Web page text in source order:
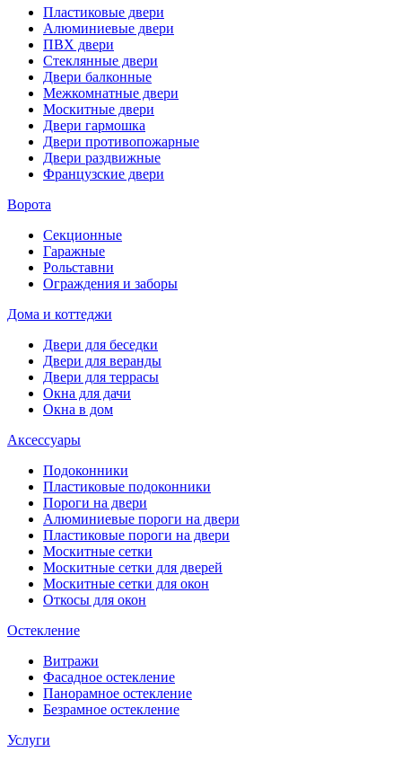
Пластиковые двери
Алюминиевые двери
ПВХ двери
Стеклянные двери
Двери балконные
Межкомнатные двери
Москитные двери
Двери гармошка
Двери противопожарные
Двери раздвижные
Французские двери
Ворота
Секционные
Гаражные
Рольставни
Ограждения и заборы
Дома и коттеджи
Двери для беседки
Двери для веранды
Двери для террасы
Окна для дачи
Окна в дом
Аксессуары
Подоконники
Пластиковые подоконники
Пороги на двери
Алюминиевые пороги на двери
Пластиковые пороги на двери
Москитные сетки
Москитные сетки для дверей
Москитные сетки для окон
Откосы для окон
Остекление
Витражи
Фасадное остекление
Панорамное остекление
Безрамное остекление
Услуги